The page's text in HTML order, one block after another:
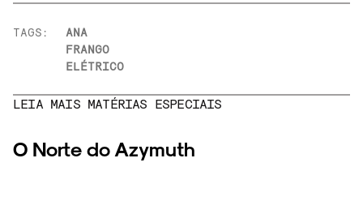
TAGS:
ANA
FRANGO
ELÉTRICO
LEIA MAIS MATÉRIAS ESPECIAIS
O Norte do Azymuth